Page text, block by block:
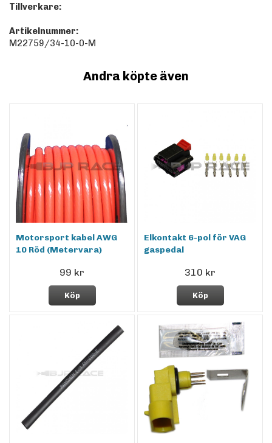
Tillverkare:
Artikelnummer:
M22759/34-10-0-M
Andra köpte även
Motorsport kabel AWG
10 Röd (Metervara)
99 kr
Köp
Elkontakt 6-pol för VAG
gaspedal
310 kr
Köp